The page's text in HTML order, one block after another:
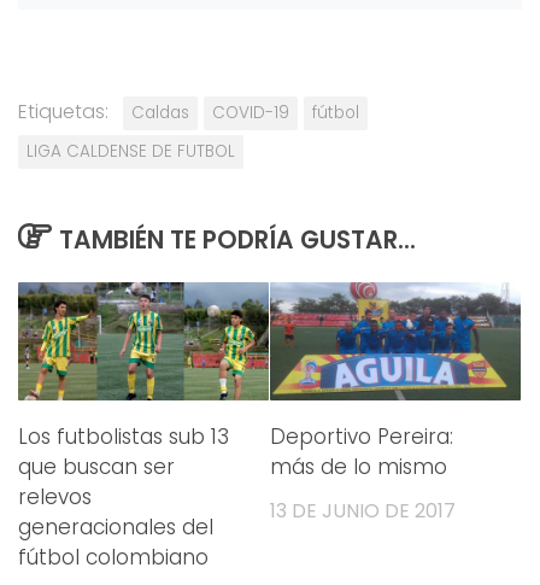
Etiquetas: Caldas COVID-19
fútbol
LIGA CALDENSE DE FUTBOL
TAMBIÉN TE PODRÍA GUSTAR...
Los futbolistas sub 13
que buscan ser
relevos
generacionales del
fútbol colombiano
Deportivo Pereira:
más de lo mismo
13 DE JUNIO DE 2017